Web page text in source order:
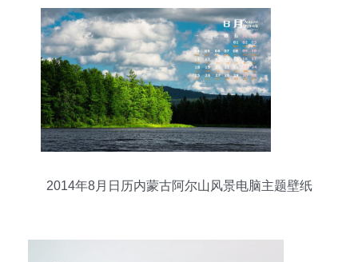
2014年8月日历内蒙古阿尔山风景电脑主题壁纸